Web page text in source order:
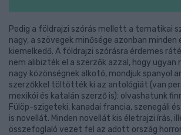
Pedig a földrajzi szórás mellett a tematikai
nagy, a szövegek minősége azonban minden
kiemelkedő. A földrajzi szórásra érdemes
nem alibizték el a szerzők azzal, hogy ugyan
nagy közönségnek alkotó, mondjuk spanyol
szerzőkkel töltötték ki az antológiát (van
mexikói és katalán szerző is): olvashatunk
Fülöp-szigeteki, kanadai francia, szenegáli
is novellát. Minden novellát kis életrajzi írás,
összefoglaló vezet fel az adott ország